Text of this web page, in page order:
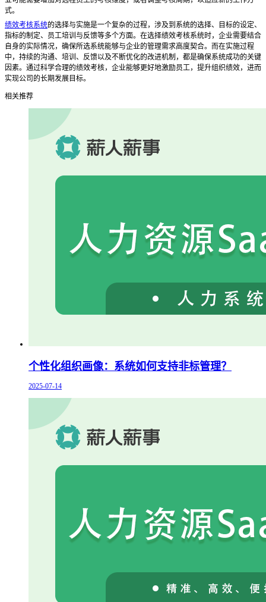
式。
绩效考核系统的选择与实施是一个复杂的过程，涉及到系统的选择、目标的设定、
指标的制定、员工培训与反馈等多个方面。在选择绩效考核系统时，企业需要结合
自身的实际情况，确保所选系统能够与企业的管理需求高度契合。而在实施过程
中，持续的沟通、培训、反馈以及不断优化的改进机制，都是确保系统成功的关键
因素。通过科学合理的绩效考核，企业能够更好地激励员工，提升组织绩效，进而
实现公司的长期发展目标。
相关推荐
个性化组织画像：系统如何支持非标管理？
2025-07-14